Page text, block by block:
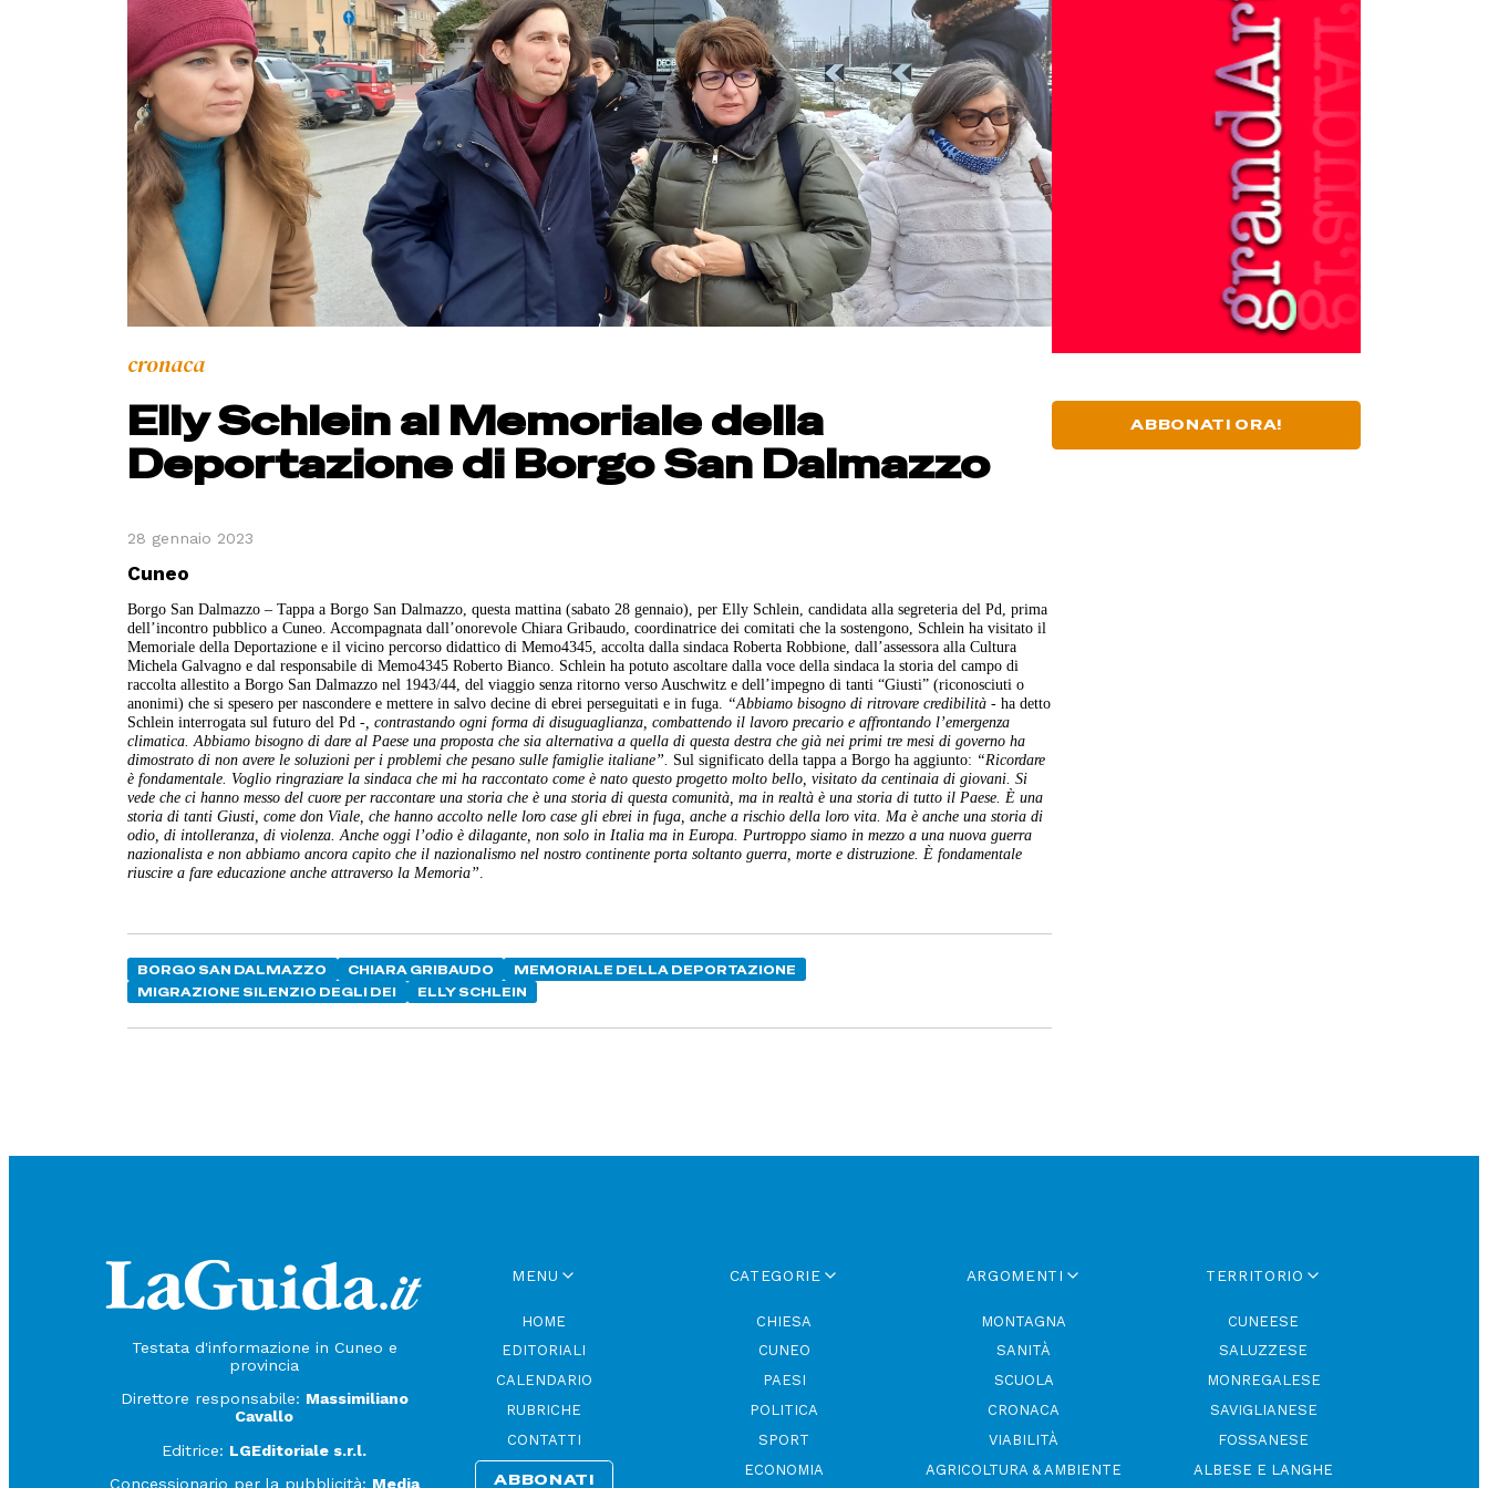
cronaca
Elly Schlein al Memoriale della
Deportazione di Borgo San Dalmazzo
28 gennaio 2023
Cuneo
Borgo San Dalmazzo – Tappa a Borgo San Dalmazzo, questa mattina (sabato 28 gennaio), per Elly Schlein, candidata alla segreteria del Pd, prima
dell’incontro pubblico a Cuneo. Accompagnata dall’onorevole Chiara Gribaudo, coordinatrice dei comitati che la sostengono, Schlein ha visitato il
Memoriale della Deportazione e il vicino percorso didattico di Memo4345, accolta dalla sindaca Roberta Robbione, dall’assessora alla Cultura
Michela Galvagno e dal responsabile di Memo4345 Roberto Bianco. Schlein ha potuto ascoltare dalla voce della sindaca la storia del campo di
raccolta allestito a Borgo San Dalmazzo nel 1943/44, del viaggio senza ritorno verso Auschwitz e dell’impegno di tanti “Giusti” (riconosciuti o
anonimi) che si spesero per nascondere e mettere in salvo decine di ebrei perseguitati e in fuga.
“Abbiamo bisogno di ritrovare credibilità -ha detto
Schlein interrogata sul futuro del Pd-, contrastando ogni forma di disuguaglianza, combattendo il lavoro precario e affrontando l’emergenza
climatica. Abbiamo bisogno di dare al Paese una proposta che sia alternativa a quella di questa destra che già nei primi tre mesi di governo ha
dimostrato di non avere le soluzioni per i problemi che pesano sulle famiglie italiane”.
Sul significato della tappa a Borgo ha aggiunto: “Ricordare
è fondamentale. Voglio ringraziare la sindaca che mi ha raccontato come è nato questo progetto molto bello, visitato da centinaia di giovani. Si
vede che ci hanno messo del cuore per raccontare una storia che è una storia di questa comunità, ma in realtà è una storia di tutto il Paese. È una
storia di tanti Giusti, come don Viale, che hanno accolto nelle loro case gli ebrei in fuga, anche a rischio della loro vita. Ma è anche una storia di
odio, di intolleranza, di violenza. Anche oggi l’odio è dilagante, non solo in Italia ma in Europa. Purtroppo siamo in mezzo a una nuova guerra
nazionalista e non abbiamo ancora capito che il nazionalismo nel nostro continente porta soltanto guerra, morte e distruzione. È fondamentale
riuscire a fare educazione anche attraverso la Memoria”
BORGO SAN DALMAZZO CHIARA GRIBAUDO
MEMORIALE DELLA DEPORTAZIONE
MIGRAZIONE SILENZIO DEGLI DEI
ELLY SCHLEIN
ABBONATI ORA!
Testata d'informazione in Cuneo e
provincia
Direttore responsabile: Massimiliano
Cavallo
Editrice: LGEditoriale s.r.l.
Concessionario per la pubblicità: Media
MENU
HOME
EDITORIALI
CALENDARIO
RUBRICHE
CONTATTI
ABBONATI
CATEGORIE
CHIESA
CUNEO
PAESI
POLITICA
SPORT
ECONOMIA
ARGOMENTI
MONTAGNA
SANITÀ
SCUOLA
CRONACA
VIABILITÀ
AGRICOLTURA & AMBIENTE
TERRITORIO
CUNEESE
SALUZZESE
MONREGALESE
SAVIGLIANESE
FOSSANESE
ALBESE E LANGHE